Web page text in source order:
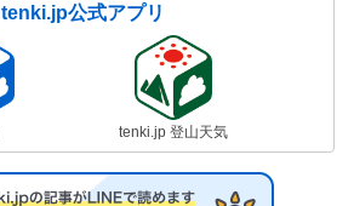
tenki.jp公式アプリ
tenki.jp 登山天気